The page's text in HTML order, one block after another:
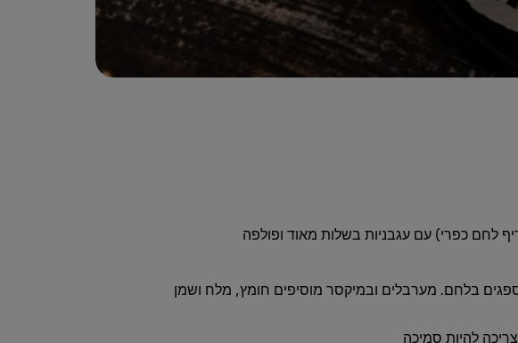
לחם כפרי) עם עגבניות בשלות מאוד ופולפה
בלחם. מערבלים ובמיקסר מוסיפים חומץ, מלח ושמן
להיות סמיכה